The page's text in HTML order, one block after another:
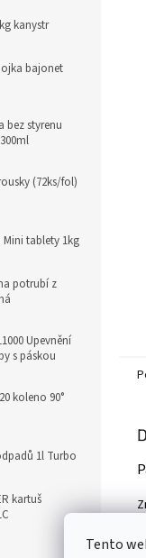
Tento
kanystr
bajonet
bez styrenu
(72ks/fol)
Mini tablety 1kg
potrubí z
Upevnění
s páskou
koleno 90°
1l Turbo
kartuš